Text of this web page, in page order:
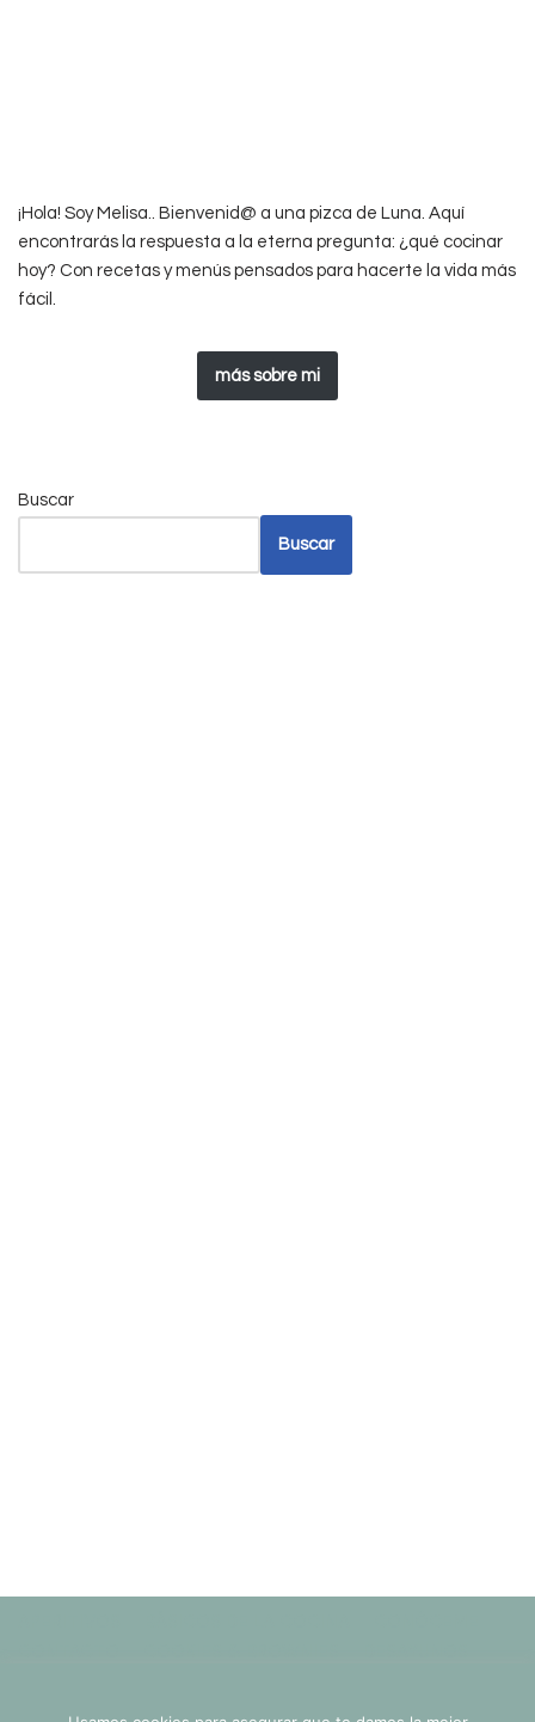
¡Hola! Soy Melisa.. Bienvenid@ a una pizca de Luna. Aquí
encontrarás la respuesta a la eterna pregunta: ¿qué cocinar
hoy? Con recetas y menús pensados para hacerte la vida más
fácil.
más sobre mi
Buscar
Buscar
MENOS DE 30 MINUTOS
NEW HOME